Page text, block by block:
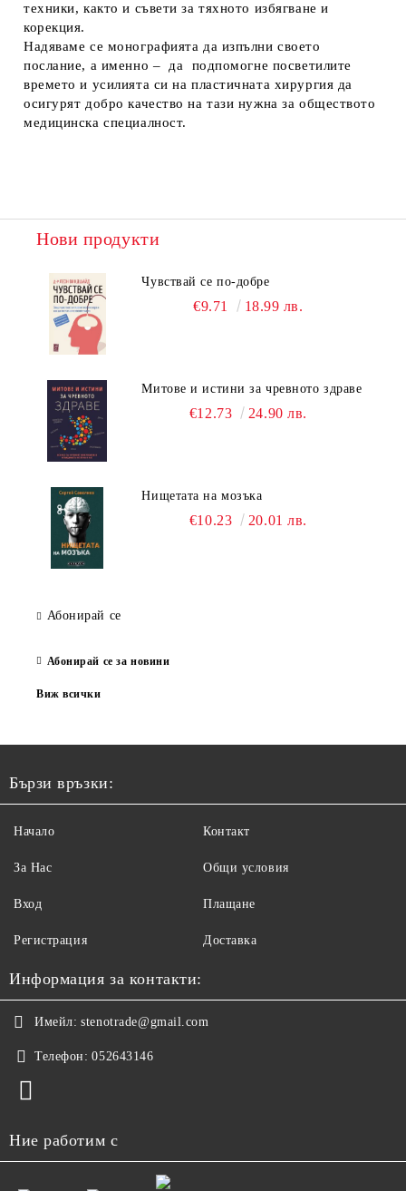
техники, както и съвети за тяхното избягване и
корекция.
Надяваме се монографията да изпълни своето
послание, а именно – да подпомогне посветилите
времето и усилията си на пластичната хирургия да
осигурят добро качество на тази нужна за обществото
медицинска специалност.
Нови продукти
Чувствай се по-добре
€9.71 18.99 лв.
Митове и истини за чревното здраве
€12.73 24.90 лв.
Нищетата на мозъка
€10.23 20.01 лв.
Абонирай се
Абонирай се за новини
Виж всички
Бързи връзки:
Начало
За Нас
Вход
Регистрация
Контакт
Общи условия
Плащане
Доставка
Информация за контакти:
Имейл: stenotrade@gmail.com
Телефон: 052643146
Ние работим с